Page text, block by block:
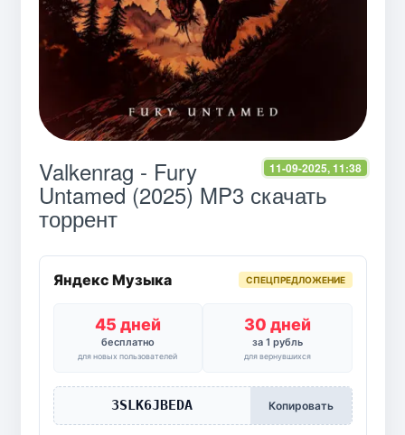
11-09-2025, 11:38
Valkenrag - Fury
Untamed (2025) MP3 скачать
торрент
Яндекс Музыка СПЕЦПРЕДЛОЖЕНИЕ
45 дней
бесплатно
для новых пользователей
30 дней
за 1 рубль
для вернувшихся
3SLK6JBEDA Копировать